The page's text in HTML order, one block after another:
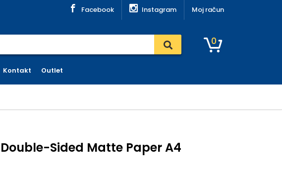
Facebook Instagram Moj račun
0
Kontakt Outlet
Double-Sided Matte Paper A4